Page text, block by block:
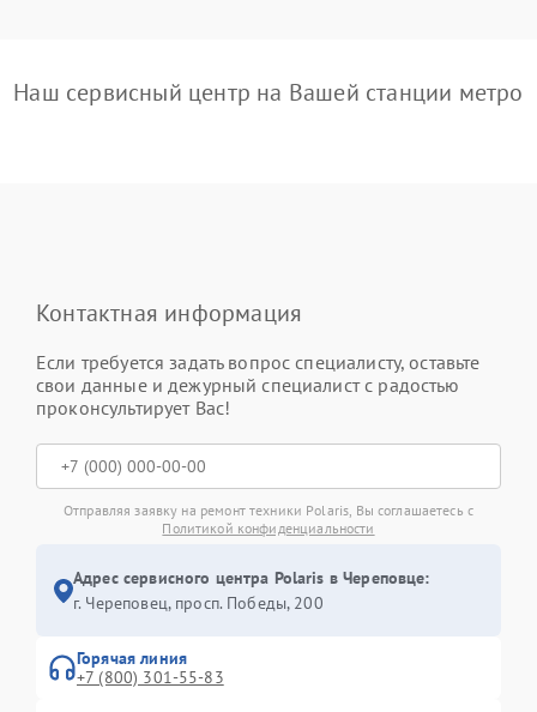
Наш сервисный центр на Вашей станции метро
Контактная информация
Если требуется задать вопрос специалисту, оставьте
свои данные и дежурный специалист с радостью
проконсультирует Вас!
Отправляя заявку на ремонт техники Polaris, Вы соглашаетесь с
Политикой конфиденциальности
Адрес сервисного центра Polaris в Череповце:
г. Череповец, просп. Победы, 200
Горячая линия
+7 (800) 301-55-83